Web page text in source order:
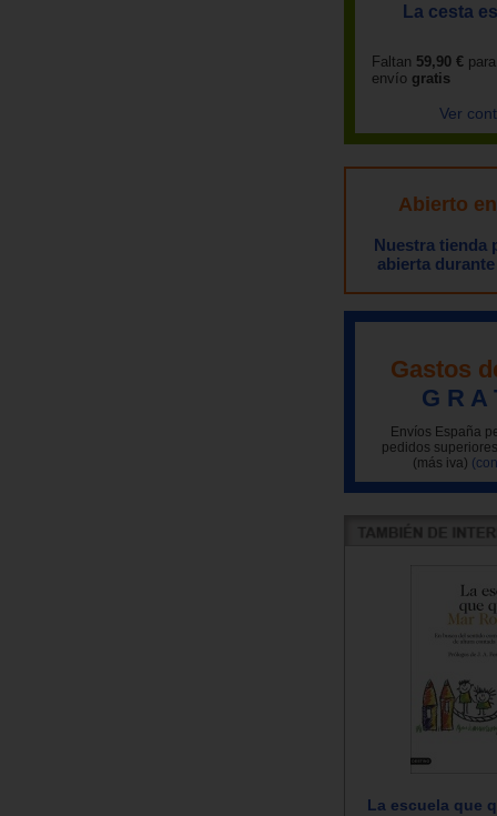
La cesta
Faltan 59,90 €
envío gratis
Ver
Abierto
Nuestra tienda
abierta
Gastos
G R A
Envíos España
pedidos
(más iva)
La escuela que